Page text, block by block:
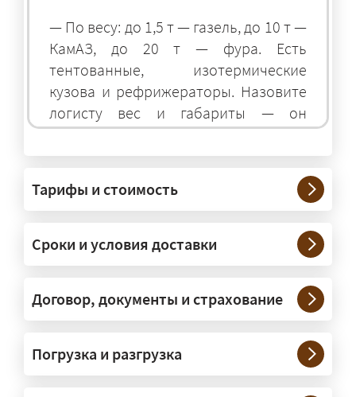
— По весу: до 1,5 т — газель, до 10 т —
КамАЗ, до 20 т — фура. Есть
тентованные, изотермические
кузова и рефрижераторы. Назовите
логисту вес и габариты — он
подберёт оптимальный транспорт.
— Штатно — от 100 кг до 20 тонн.
Мелкие партии едут догрузом,
крупные — отдельной машиной.
Тяжеловесы 30–90 т организуем
через проверенных партнёров.
России?
Тарифы и стоимость
Сроки и условия доставки
Договор, документы и страхование
Погрузка и разгрузка